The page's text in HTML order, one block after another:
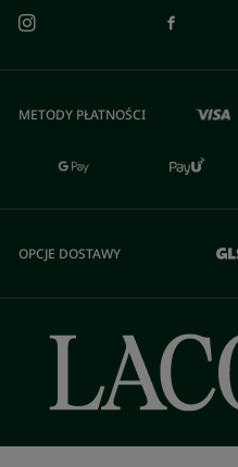
METODY PŁATNOŚCI
OPCJE DOSTAWY